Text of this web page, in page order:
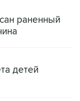
раненный
детей